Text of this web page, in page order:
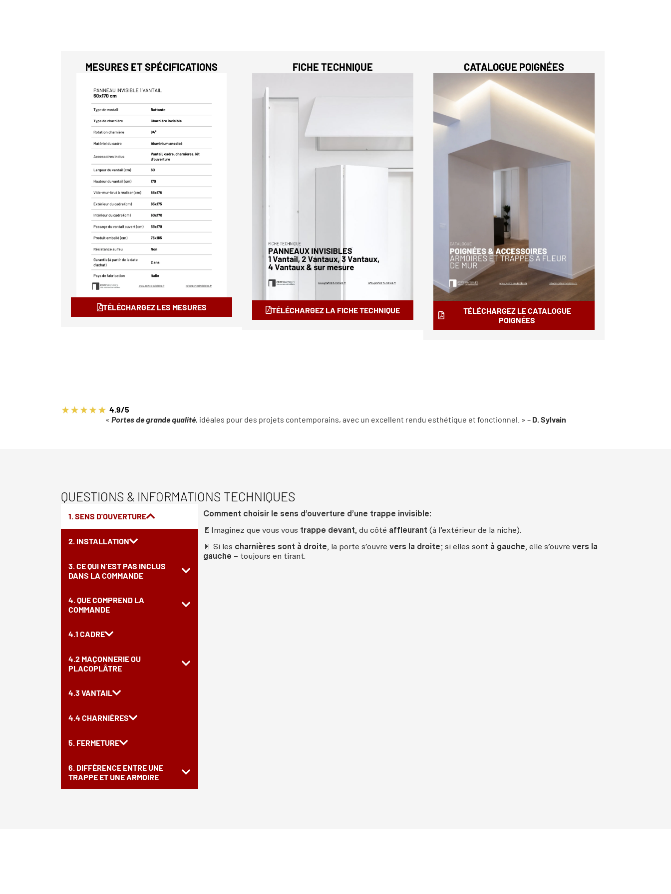
MESURES ET SPÉCIFICATIONS
TÉLÉCHARGEZ LES MESURES
FICHE TECHNIQUE
TÉLÉCHARGEZ LA FICHE TECHNIQUE
CATALOGUE POIGNÉES
TÉLÉCHARGEZ LE CATALOGUE
POIGNÉES
4.9/5
« Portes de grande qualité, idéales pour des projets contemporains, avec un excellent rendu esthétique et fonctionnel. » – D. Sylvain
QUESTIONS & INFORMATIONS TECHNIQUES
1. SENS D'OUVERTURE
2. INSTALLATION
3. CE QUI N'EST PAS INCLUS
DANS LA COMMANDE
4. QUE COMPREND LA
COMMANDE
4.1 CADRE
4.2 MAÇONNERIE OU
PLACOPLÂTRE
4.3 VANTAIL
4.4 CHARNIÈRES
5. FERMETURE
6. DIFFÉRENCE ENTRE UNE
TRAPPE ET UNE ARMOIRE
Comment choisir le sens d’ouverture d’une trappe invisible:
🚪Imaginez que vous vous trappe devant, du côté affleurant (à l’extérieur de la niche).
🚪 Si les charnières sont à droite, la porte s’ouvre vers la droite; si elles sont à gauche, elle s’ouvre vers la
gauche – toujours en tirant.